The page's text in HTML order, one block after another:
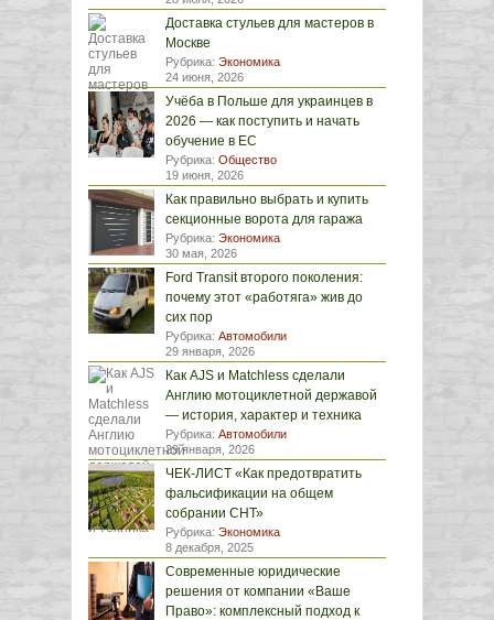
Доставка стульев для мастеров в
Москве
Рубрика: Экономика
24 июня, 2026
Учёба в Польше для украинцев в
2026 — как поступить и начать
обучение в ЕС
Рубрика: Общество
19 июня, 2026
Как правильно выбрать и купить
секционные ворота для гаража
Рубрика: Экономика
30 мая, 2026
Ford Transit второго поколения:
почему этот «работяга» жив до
сих пор
Рубрика: Автомобили
29 января, 2026
Как AJS и Matchless сделали
Англию мотоциклетной державой
— история, характер и техника
Рубрика: Автомобили
29 января, 2026
ЧЕК-ЛИСТ «Как предотвратить
фальсификации на общем
собрании СНТ»
Рубрика: Экономика
8 декабря, 2025
Современные юридические
решения от компании «Ваше
Право»: комплексный подход к